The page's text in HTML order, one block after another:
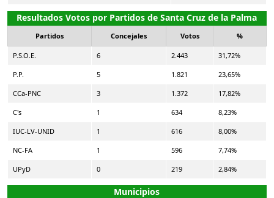
Resultados Votos por Partidos de Santa Cruz de la Palma
Partidos Concejales Votos %
P.S.O.E. 6 2.443 31,72%
P.P. 5 1.821 23,65%
CCa-PNC 3 1.372 17,82%
C's 1 634 8,23%
IUC-LV-UNID 1 616 8,00%
NC-FA 1 596 7,74%
UPyD 0 219 2,84%
Municipios